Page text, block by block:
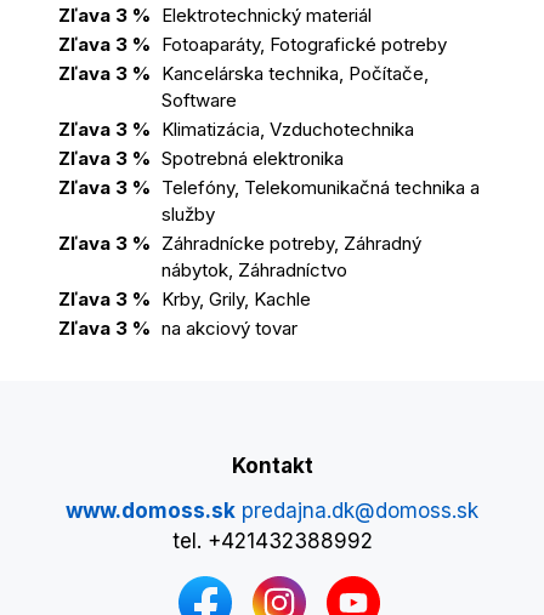
Zľava 3 % Elektrotechnický materiál
Zľava 3 % Fotoaparáty, Fotografické potreby
Zľava 3 % Kancelárska technika, Počítače,
Software
Zľava 3 % Klimatizácia, Vzduchotechnika
Zľava 3 % Spotrebná elektronika
Zľava 3 % Telefóny, Telekomunikačná technika a
služby
Zľava 3 % Záhradnícke potreby, Záhradný
nábytok, Záhradníctvo
Zľava 3 % Krby, Grily, Kachle
Zľava 3 % na akciový tovar
Kontakt
www.domoss.sk predajna.dk@domoss.sk
tel. +421432388992